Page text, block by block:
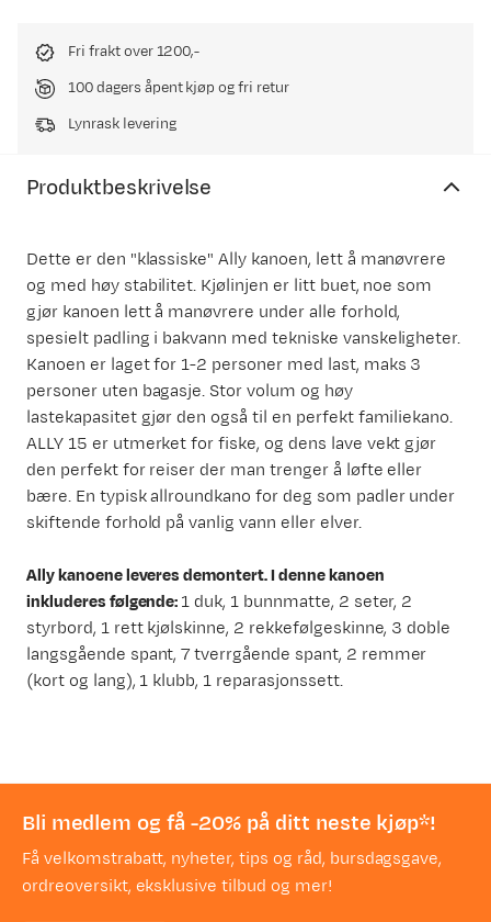
Fri frakt over 1200,-
100 dagers åpent kjøp og fri retur
Lynrask levering
Produktbeskrivelse
Dette er den "klassiske" Ally kanoen, lett å manøvrere
og med høy stabilitet. Kjølinjen er litt buet, noe som
gjør kanoen lett å manøvrere under alle forhold,
spesielt padling i bakvann med tekniske vanskeligheter.
Kanoen er laget for 1-2 personer med last, maks 3
personer uten bagasje. Stor volum og høy
lastekapasitet gjør den også til en perfekt familiekano.
ALLY 15 er utmerket for fiske, og dens lave vekt gjør
den perfekt for reiser der man trenger å løfte eller
bære. En typisk allroundkano for deg som padler under
skiftende forhold på vanlig vann eller elver.
Ally kanoene leveres demontert. I denne kanoen
inkluderes følgende:1 duk, 1 bunnmatte, 2 seter, 2
styrbord, 1 rett kjølskinne, 2 rekkefølgeskinne, 3 doble
langsgående spant, 7 tverrgående spant, 2 remmer
(kort og lang), 1 klubb, 1 reparasjonssett.
Bli medlem og få -20% på ditt neste kjøp*!
Få velkomstrabatt, nyheter, tips og råd, bursdagsgave,
ordreoversikt, eksklusive tilbud og mer!